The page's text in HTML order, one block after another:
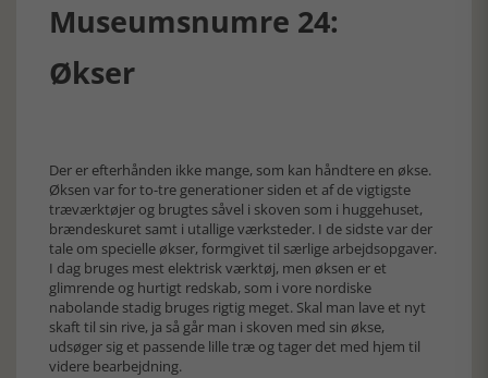
Museumsnumre 24:
Økser
Der er efterhånden ikke mange, som kan håndtere en økse.
Øksen var for to-tre generationer siden et af de vigtigste
træværktøjer og brugtes såvel i skoven som i huggehuset,
brændeskuret samt i utallige værksteder. I de sidste var der
tale om specielle økser, formgivet til særlige arbejdsopgaver.
I dag bruges mest elektrisk værktøj, men øksen er et
glimrende og hurtigt redskab, som i vore nordiske
nabolande stadig bruges rigtig meget. Skal man lave et nyt
skaft til sin rive, ja så går man i skoven med sin økse,
udsøger sig et passende lille træ og tager det med hjem til
videre bearbejdning.